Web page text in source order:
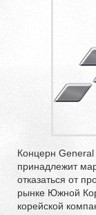
Концерн
принадлежит
отказаться от
рынке Южной
корейской